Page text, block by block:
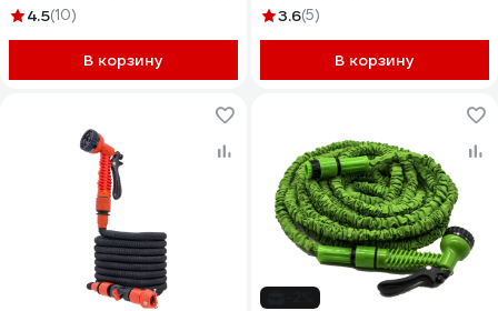
30.5 м 144 0305 215522
4.5(10)
В корзину
коннектор 1/2 - 3/4" 57250
3.6(5)
В корзину